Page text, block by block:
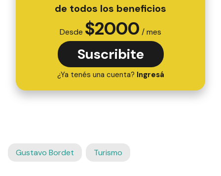
de todos los beneficios
Desde $2000 / mes
Suscribite
¿Ya tenés una cuenta? Ingresá
Gustavo Bordet Turismo